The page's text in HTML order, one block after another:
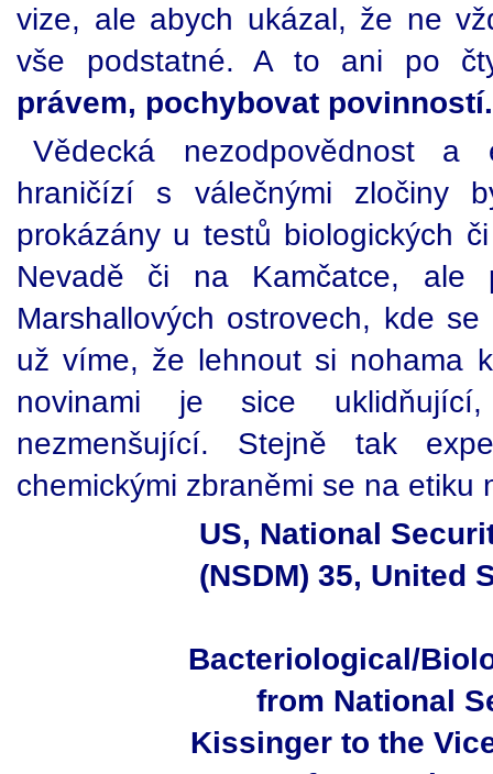
vize, ale abych ukázal, že ne
vše podstatné. A to ani po
právem, pochybovat povinností.
Vědecká nezodpovědnost a
hraničízí s válečnými zločiny
prokázány u testů biologických
Nevadě či na Kamčatce, ale
Marshallových ostrovech, kde
už víme, že lehnout si nohama
novinami je sice
nezmenšující. Stejně tak
chemickými zbraněmi se na etiku
US, National
(NSDM) 35, United
Bacteriological/
from National
Kissinger to the